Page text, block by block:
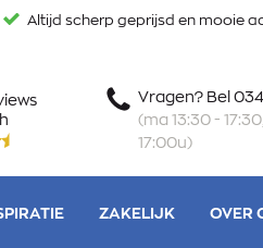
Altijd scherp geprijsd en mooie
Vragen? Bel
(ma 13:30 -
17:00u)
ZAKELIJK
OVER